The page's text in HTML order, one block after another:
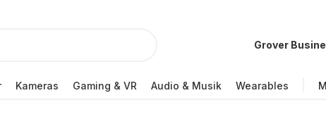
Grover
Kameras Gaming & VR Audio & Musik Wearables